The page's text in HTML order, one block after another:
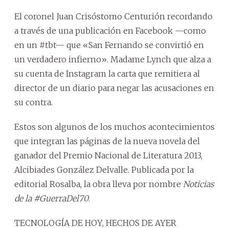
El coronel Juan Crisóstomo Centurión recordando
a través de una publicación en Facebook —como
en un #tbt— que «San Fernando se convirtió en
un verdadero infierno». Madame Lynch que alza a
su cuenta de Instagram la carta que remitiera al
director de un diario para negar las acusaciones en
su contra.
Estos son algunos de los muchos acontecimientos
que integran las páginas de la nueva novela del
ganador del Premio Nacional de Literatura 2013,
Alcibiades González Delvalle. Publicada por la
editorial Rosalba, la obra lleva por nombre Noticias
de la #GuerraDel70.
TECNOLOGÍA DE HOY, HECHOS DE AYER